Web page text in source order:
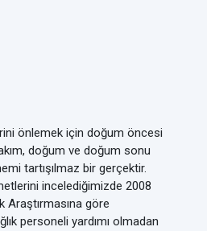
önlemek için doğum öncesi
doğum ve doğum sonu
tartışılmaz bir gerçektir.
incelediğimizde 2008
Araştırmasına göre
personeli yardımı olmadan